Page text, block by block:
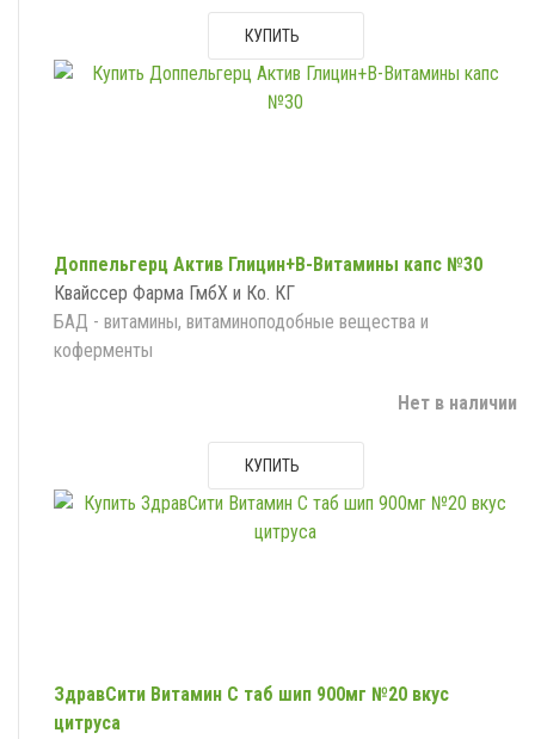
КУПИТЬ
Доппельгерц Актив Глицин+В-Витамины капс №30
Квайссер Фарма ГмбХ и Ко. КГ
БАД - витамины, витаминоподобные вещества и
коферменты
Нет в наличии
КУПИТЬ
ЗдравСити Витамин C таб шип 900мг №20 вкус
цитруса